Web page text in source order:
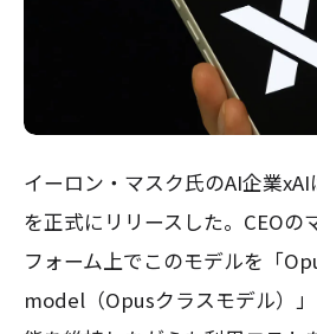
イーロン・マスク氏のAI企業
を正式にリリースした。CEOの
フォーム上でこのモデルを「
model（Opusクラスモデル）